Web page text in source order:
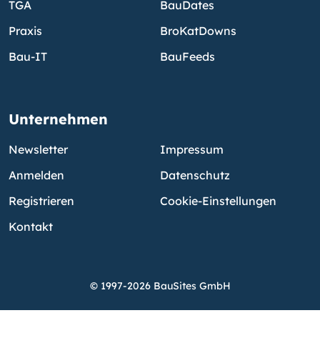
TGA
Praxis
Bau-IT
BauDates
BroKatDowns
BauFeeds
Unternehmen
Newsletter
Anmelden
Registrieren
Kontakt
Impressum
Datenschutz
Cookie-Einstellungen
© 1997-2026 BauSites GmbH